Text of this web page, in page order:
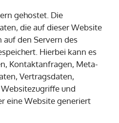
gehostet. Die
die auf dieser Website
den Servern des
Hierbei kann es
Kontaktanfragen, Meta-
Vertragsdaten,
und
eine Website generiert